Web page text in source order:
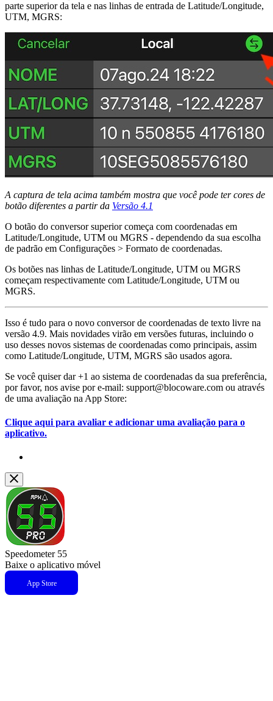
parte superior da tela e nas linhas de entrada de Latitude/Longitude,
UTM, MGRS:
A captura de tela acima também mostra que você pode ter cores de
botão diferentes a partir da Versão 4.1
O botão do conversor superior começa com coordenadas em
Latitude/Longitude, UTM ou MGRS - dependendo da sua escolha
de padrão em Configurações > Formato de coordenadas.
Os botões nas linhas de Latitude/Longitude, UTM ou MGRS
começam respectivamente com Latitude/Longitude, UTM ou
MGRS.
Isso é tudo para o novo conversor de coordenadas de texto livre na
versão 4.9. Mais novidades virão em versões futuras, incluindo o
uso desses novos sistemas de coordenadas como principais, assim
como Latitude/Longitude, UTM, MGRS são usados agora.
Se você quiser dar +1 ao sistema de coordenadas da sua preferência,
por favor, nos avise por e-mail: support@blocoware.com ou através
de uma avaliação na App Store:
Clique aqui para avaliar e adicionar uma avaliação para o
aplicativo.
Speedometer 55
Baixe o aplicativo móvel
App Store